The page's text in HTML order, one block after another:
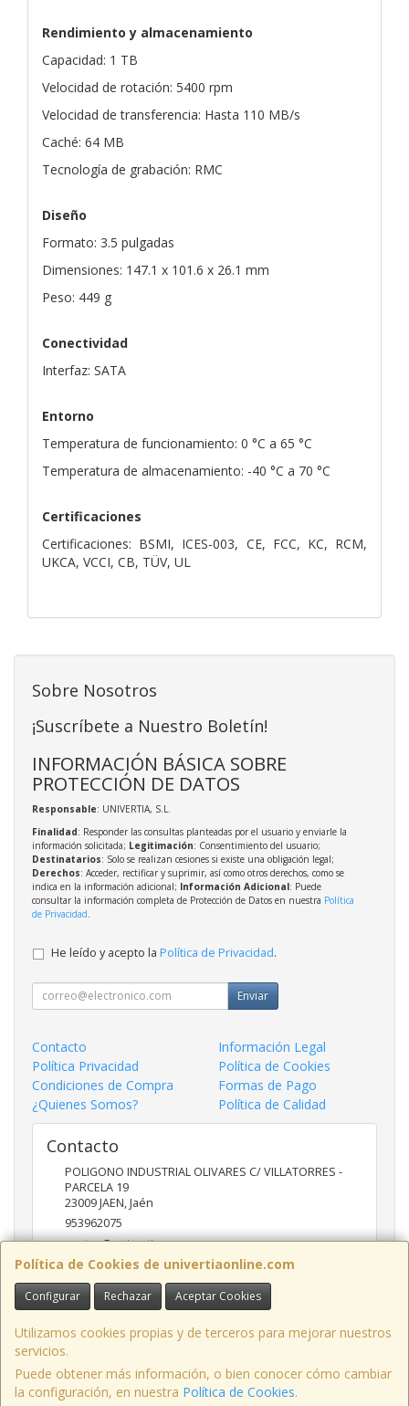
Rendimiento y almacenamiento
Capacidad: 1 TB
Velocidad de rotación: 5400 rpm
Velocidad de transferencia: Hasta 110 MB/s
Caché: 64 MB
Tecnología de grabación: RMC
Diseño
Formato: 3.5 pulgadas
Dimensiones: 147.1 x 101.6 x 26.1 mm
Peso: 449 g
Conectividad
Interfaz: SATA
Entorno
Temperatura de funcionamiento: 0 °C a 65 °C
Temperatura de almacenamiento: -40 °C a 70 °C
Certificaciones
Certificaciones: BSMI, ICES-003, CE, FCC, KC, RCM,
UKCA, VCCI, CB, TÜV, UL
Política de Cookies de univertiaonline.com
Configurar Rechazar Aceptar Cookies
Utilizamos cookies propias y de terceros para mejorar nuestros
servicios.
Puede obtener más información, o bien conocer cómo cambiar
la configuración, en nuestra Política de Cookies.
Sobre Nosotros
¡Suscríbete a Nuestro Boletín!
INFORMACIÓN BÁSICA SOBRE
PROTECCIÓN DE DATOS
Responsable: UNIVERTIA, S.L.
Finalidad: Responder las consultas planteadas por el usuario y enviarle la
información solicitada; Legitimación: Consentimiento del usuario;
Destinatarios: Solo se realizan cesiones si existe una obligación legal;
Derechos: Acceder, rectificar y suprimir, así como otros derechos, como se
indica en la información adicional; Información Adicional: Puede
consultar la información completa de Protección de Datos en nuestra Política
de Privacidad
He leído y acepto la Política de Privacidad.
Enviar
Contacto
Información Legal
Política Privacidad
Política de Cookies
Condiciones de Compra
Formas de Pago
¿Quienes Somos?
Política de Calidad
Contacto
POLIGONO INDUSTRIAL OLIVARES C/ VILLATORRES -
PARCELA 19
23009JAEN,Jaén
953962075
ventas@univertia.es
Horario
09:30 -14:00 Y 16:30- 20:00 HORAS
, , , , España. - C.I.F.: B23639248 - Tfno: